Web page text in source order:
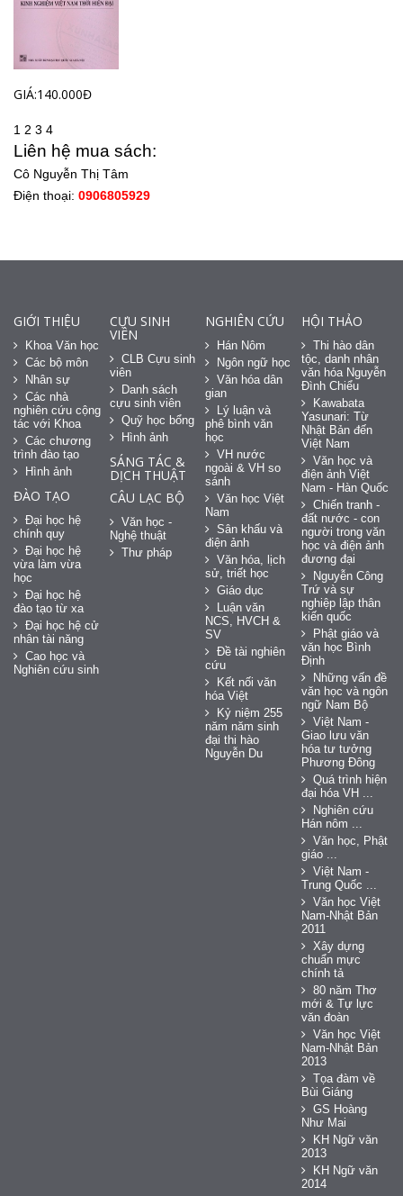
GIÁ:140.000Đ
1 2 3 4
Liên hệ mua sách:
Cô Nguyễn Thị Tâm
Điện thoại: 0906805929
GIỚI THIỆU
Khoa Văn học
Các bộ môn
Nhân sự
Các nhà
nghiên cứu cộng
tác với Khoa
Các chương
trình đào tạo
Hình ảnh
ĐÀO TẠO
Đại học hệ
chính quy
Đại học hệ
vừa làm vừa
học
Đại học hệ
đào tạo từ xa
Đại học hệ cử
nhân tài năng
Cao học và
Nghiên cứu sinh
CỰU SINH
VIÊN
CLB Cựu sinh
viên
Danh sách
cựu sinh viên
Quỹ học bổng
Hình ảnh
SÁNG TÁC &
DỊCH THUẬT
CÂU LẠC BỘ
Văn học -
Nghệ thuật
Thư pháp
NGHIÊN CỨU
Hán Nôm
Ngôn ngữ học
Văn hóa dân
gian
Lý luận và
phê bình văn
học
VH nước
ngoài & VH so
sánh
Văn học Việt
Nam
Sân khấu và
điện ảnh
Văn hóa, lịch
sử, triết học
Giáo dục
Luận văn
NCS, HVCH &
SV
Đề tài nghiên
cứu
Kết nối văn
hóa Việt
Kỷ niệm 255
năm năm sinh
đại thi hào
Nguyễn Du
HỘI THẢO
Thi hào dân
tộc, danh nhân
văn hóa Nguyễn
Đình Chiểu
Kawabata
Yasunari: Từ
Nhật Bản đến
Việt Nam
Văn học và
điện ảnh Việt
Nam - Hàn Quốc
Chiến tranh -
đất nước - con
người trong văn
học và điện ảnh
đương đại
Nguyễn Công
Trứ và sự
nghiệp lập thân
kiến quốc
Phật giáo và
văn học Bình
Định
Những vấn đề
văn học và ngôn
ngữ Nam Bộ
Việt Nam -
Giao lưu văn
hóa tư tưởng
Phương Đông
Quá trình hiện
đại hóa VH ...
Nghiên cứu
Hán nôm ...
Văn học, Phật
giáo ...
Việt Nam -
Trung Quốc ...
Văn học Việt
Nam-Nhật Bản
2011
Xây dựng
chuẩn mực
chính tả
80 năm Thơ
mới & Tự lực
văn đoàn
Văn học Việt
Nam-Nhật Bản
2013
Tọa đàm về
Bùi Giáng
GS Hoàng
Như Mai
KH Ngữ văn
2013
KH Ngữ văn
2014